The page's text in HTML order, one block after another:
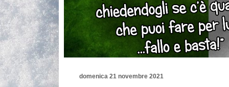
domenica 21 novembre 2021